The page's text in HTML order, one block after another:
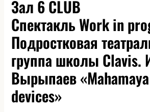
Зал 6 CLUB
Спектакль Work in
Подростковая
группа школы Clavis.
Вырыпаев
devices»